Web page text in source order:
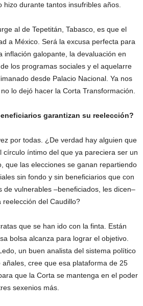
hizo durante tantos insufribles años.
al de Tepetitán, Tabasco, es que el
a México. Será la excusa perfecta para
inflación galopante, la devaluación en
los programas sociales y el aquelarre
desde Palacio Nacional. Ya nos
lo dejó hacer la Corta Transformación.
garantizan su reelección?
por todas. ¿De verdad hay alguien que
círculo íntimo del que ya pareciera ser un
que las elecciones se ganan repartiendo
sin fondo y sin beneficiarios que con
de vulnerables –beneficiados, les dicen–
reelección del Caudillo?
que se han ido con la finta. Están
bolsa alcanza para lograr el objetivo.
un buen analista del sistema político
añales, cree que esa plataforma de 25
que la Corta se mantenga en el poder
sexenios más.